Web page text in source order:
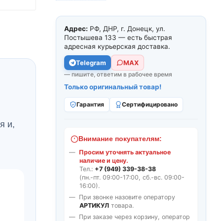
и,
Адрес: РФ, ДНР, г. Донецк, ул.
Постышева 133 — есть быстрая
адресная курьерская доставка.
Telegram МАХ
— пишите, ответим в рабочее время
Только оригинальный товар!
Гарантия Сертифицировано
Внимание покупателям:
Просим уточнять актуальное
наличие и цену.
Тел.: +7 (949) 339-38-38
(пн.-пт. 09:00-17:00, сб.-вс. 09:00-
16:00).
При звонке назовите оператору
АРТИКУЛ товара.
При заказе через корзину, оператор